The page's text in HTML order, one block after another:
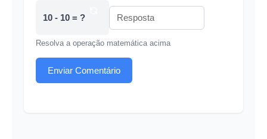
10 - 10 = ?
Resolva a operação matemática acima
Enviar Comentário